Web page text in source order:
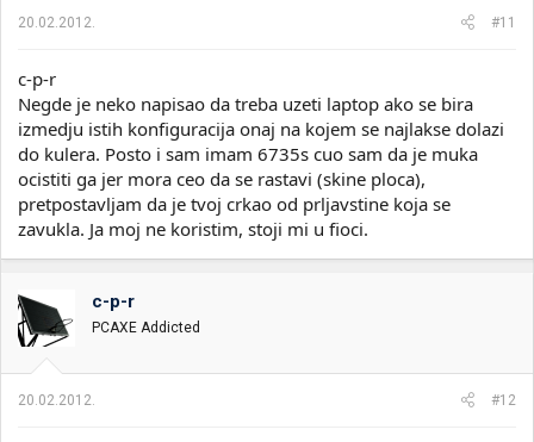
20.02.2012. #11
c-p-r
Negde je neko napisao da treba uzeti laptop ako se bira
izmedju istih konfiguracija onaj na kojem se najlakse dolazi
do kulera. Posto i sam imam 6735s cuo sam da je muka
ocistiti ga jer mora ceo da se rastavi (skine ploca),
pretpostavljam da je tvoj crkao od prljavstine koja se
zavukla. Ja moj ne koristim, stoji mi u fioci.
c-p-r
PCAXE Addicted
20.02.2012. #12